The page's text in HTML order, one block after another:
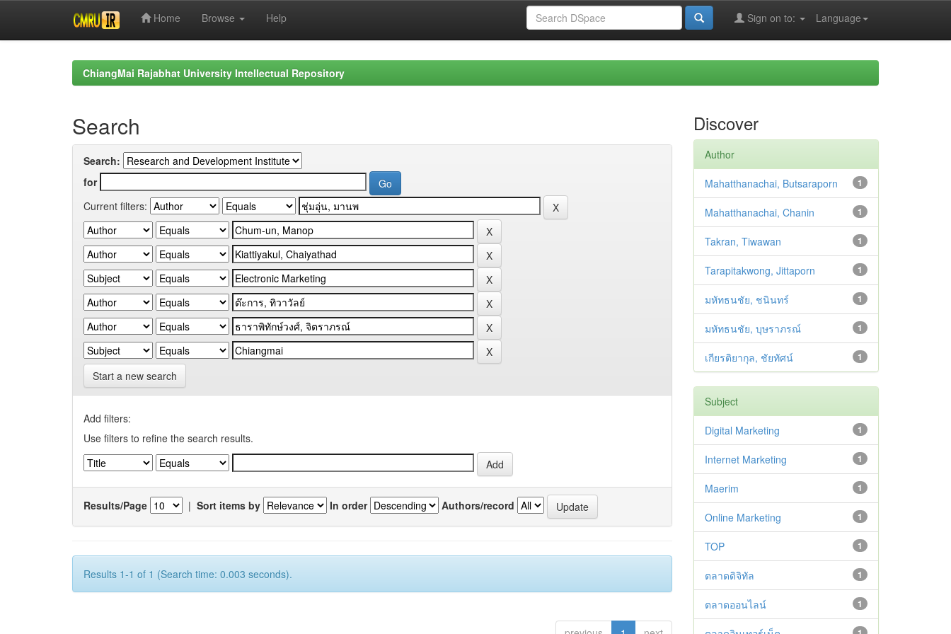
Home Browse Help Language
Sign on to:
ChiangMai Rajabhat University Intellectual Repository
Search
Search:
for
Current filters:
Start a new search
Add filters:
Use filters to refine the search results.
Results/Page | Sort items by In order Authors/record
Results 1-1 of 1 (Search time: 0.003 seconds).
Discover
Author
1
Mahatthanachai, Butsaraporn
1
Mahatthanachai, Chanin
1
Takran, Tiwawan
1
Tarapitakwong, Jittaporn
1
มหัทธนชัย, ชนินทร์
1
มหัทธนชัย, บุษราภรณ์
1
เกียรติยากุล, ชัยทัศน์
Subject
1
Digital Marketing
1
Internet Marketing
1
Maerim
1
Online Marketing
1
TOP
1
ตลาดดิจิทัล
1
ตลาดออนไลน์